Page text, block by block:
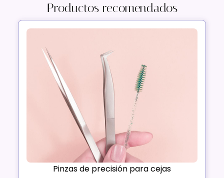
Productos recomendados
Pinzas de precisión para cejas